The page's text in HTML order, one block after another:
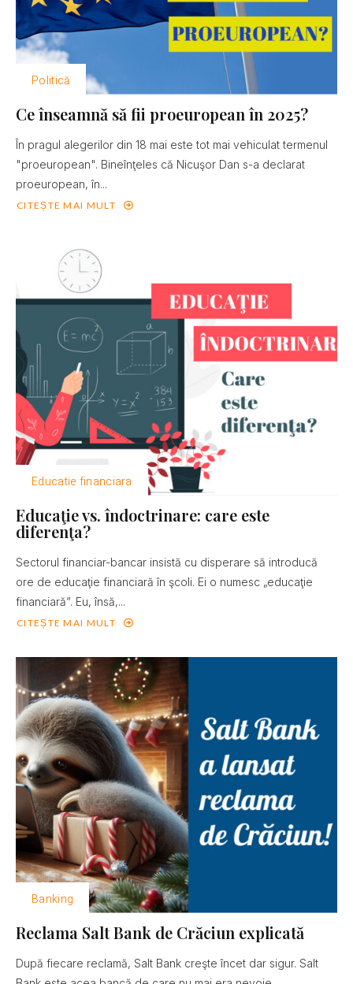
Politică
Ce înseamnă să fii proeuropean în 2025?
În pragul alegerilor din 18 mai este tot mai vehiculat termenul
"proeuropean". Bineînţeles că Nicuşor Dan s-a declarat
proeuropean, în...
CITEȘTE MAI MULT
Educatie financiara
Educaţie vs. îndoctrinare: care este
diferenţa?
Sectorul financiar-bancar insistă cu disperare să introducă
ore de educaţie financiară în şcoli. Ei o numesc „educaţie
financiară”. Eu, însă,...
CITEȘTE MAI MULT
Banking
Reclama Salt Bank de Crăciun explicată
După fiecare reclamă, Salt Bank creşte încet dar sigur. Salt